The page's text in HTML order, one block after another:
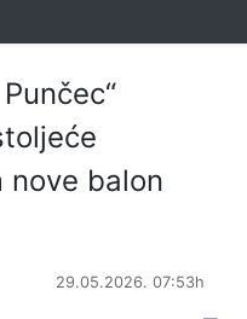
balon
29.05.2026. 07:53h